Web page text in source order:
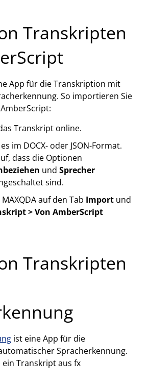
Transkripten
App für die Transkription mit
So importieren Sie
Transkript online.
im DOCX- oder JSON-Format.
dass die Optionen
undSprecher
sind.
auf den Tab Import und
> Von AmberScript
Transkripten
ist eine App für die
Spracherkennung.
Transkript aus fx